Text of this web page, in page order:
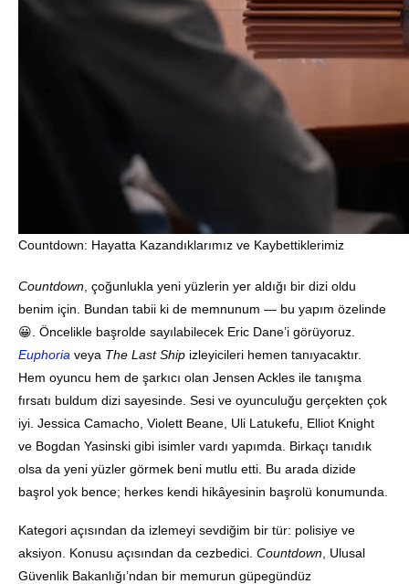
Countdown: Hayatta Kazandıklarımız ve Kaybettiklerimiz
Countdown , çoğunlukla yeni yüzlerin yer aldığı bir dizi oldu
benim için. Bundan tabii ki de memnunum — bu yapım özelinde
😀. Öncelikle başrolde sayılabilecek Eric Dane’i görüyoruz.
Euphoria veya The Last Ship izleyicileri hemen tanıyacaktır.
Hem oyuncu hem de şarkıcı olan Jensen Ackles ile tanışma
fırsatı buldum dizi sayesinde. Sesi ve oyunculuğu gerçekten çok
iyi. Jessica Camacho, Violett Beane, Uli Latukefu, Elliot Knight
ve Bogdan Yasinski gibi isimler vardı yapımda. Birkaçı tanıdık
olsa da yeni yüzler görmek beni mutlu etti. Bu arada dizide
başrol yok bence; herkes kendi hikâyesinin başrolü konumunda.
Kategori açısından da izlemeyi sevdiğim bir tür: polisiye ve
aksiyon. Konusu açısından da cezbedici. Countdown , Ulusal
Güvenlik Bakanlığı’ndan bir memurun güpegündüz